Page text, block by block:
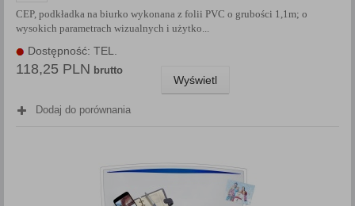
CEP, podkładka na biurko wykonana z folii PVC o grubości 1,1m; o
wysokich parametrach wizualnych i użytko...
Dostępność: TEL.
118,25 PLN brutto
Wyświetl
Dodaj do porównania